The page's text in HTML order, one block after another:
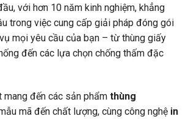
với hơn 10 năm kinh nghiệm, khẳng
trong việc cung cấp giải pháp đóng gói
mọi yêu cầu của bạn – từ thùng giấy
đến các lựa chọn chống thấm đặc
mang đến các sản phẩm thùng
mã đến chất lượng, cùng công nghệ in